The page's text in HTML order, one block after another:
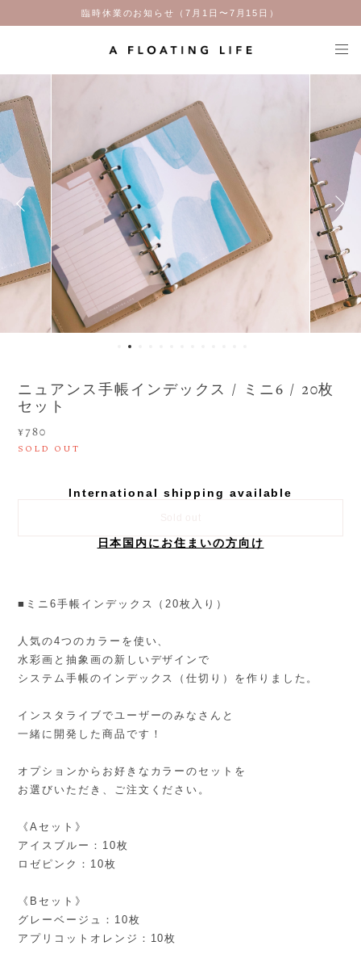
臨時休業のお知らせ（7月1日〜7月15日）
ニュアンス手帳インデックス / ミニ6 / 20枚
セット
¥780
SOLD OUT
International shipping available
日本国内にお住まいの方向け
■ミニ6手帳インデックス（20枚入り）
人気の4つのカラーを使い、
水彩画と抽象画の新しいデザインで
システム手帳のインデックス（仕切り）を作りました。
インスタライブでユーザーのみなさんと
一緒に開発した商品です！
オプションからお好きなカラーのセットを
お選びいただき、ご注文ください。
《Aセット》
アイスブルー：10枚
ロゼピンク：10枚
《Bセット》
グレーベージュ：10枚
アプリコットオレンジ：10枚